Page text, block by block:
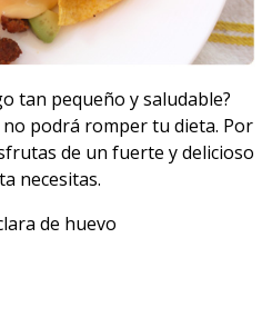
tan pequeño y saludable?
no podrá romper tu dieta. Por
de un fuerte y delicioso
necesitas.
de huevo